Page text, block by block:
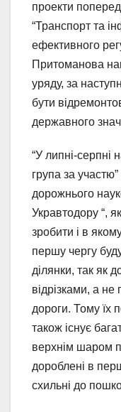
проекти
“Транспорт та
ефективного
Притоманова
уряду, за
бути
державного
“У липні-
група за
дорожнього
Укравтодору “,
зробити і в
першу чергу
ділянки, так як
відрізками, а
дороги. Тому їх
також існує
верхнім шаром
дороблені в
схильні до